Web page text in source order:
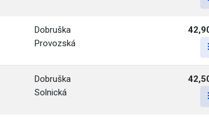
Dobruška
Provozská
Dobruška
Solnická